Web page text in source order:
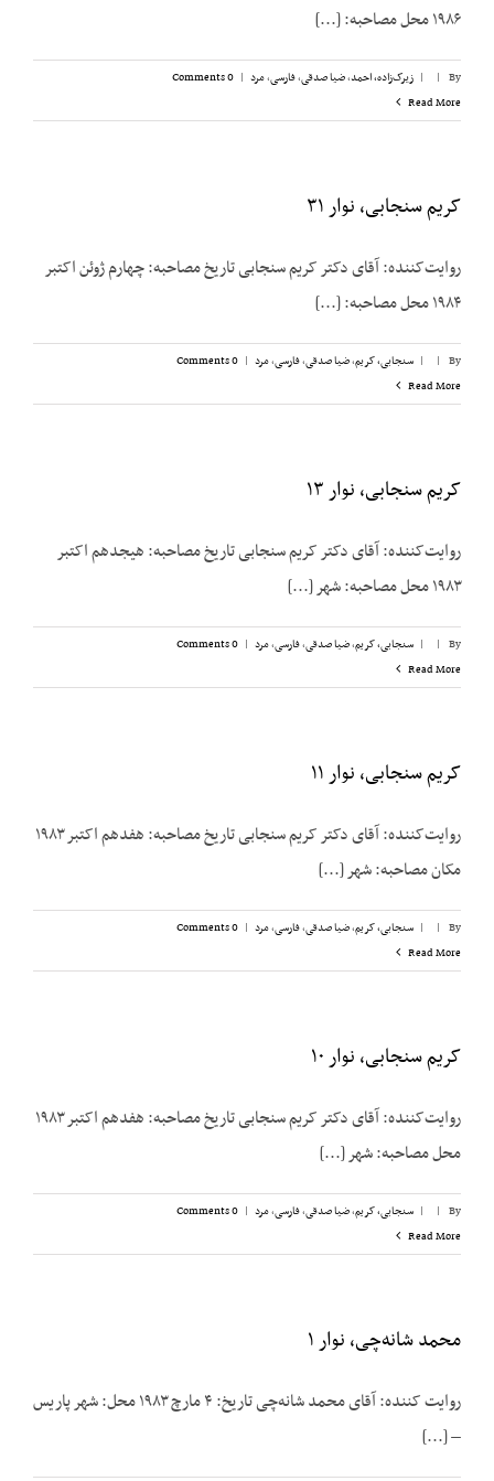
۱۹۸۶ محل مصاحبه: [...]
By
|
| زیرک‌زاده، احمد,ضیا صدقی,فارسی,مرد |
0 Comments
Read More
کریم سنجابی، نوار ۳۱
روایت‌‌کننده: آقای دکتر کریم سنجابی تاریخ مصاحبه: چهارم ژوئن اکتبر
۱۹۸۴ محل مصاحبه: [...]
By
|
| سنجابی، کریم,ضیا صدقی,فارسی,مرد |
0 Comments
Read More
کریم سنجابی، نوار ۱۳
روایت‌‌کننده: آقای دکتر کریم سنجابی تاریخ مصاحبه: هیجدهم اکتبر
۱۹۸۳ محل مصاحبه: شهر [...]
By
|
| سنجابی، کریم,ضیا صدقی,فارسی,مرد |
0 Comments
Read More
کریم سنجابی، نوار ۱۱
روایت‌‌کننده: آقای دکتر کریم سنجابی تاریخ مصاحبه: هفدهم اکتبر ۱۹۸۳
مکان مصاحبه: شهر [...]
By
|
| سنجابی، کریم,ضیا صدقی,فارسی,مرد |
0 Comments
Read More
کریم سنجابی، نوار ۱۰
روایت‌‌کننده: آقای دکتر کریم سنجابی تاریخ مصاحبه: هفدهم اکتبر ۱۹۸۳
محل مصاحبه: شهر [...]
By
|
| سنجابی، کریم,ضیا صدقی,فارسی,مرد |
0 Comments
Read More
محمد شانه‌چی، نوار ۱
روایت کننده: آقای محمد شانه‌چی تاریخ: ۴ مارچ ۱۹۸۳ محل: شهر پاریس
– [...]